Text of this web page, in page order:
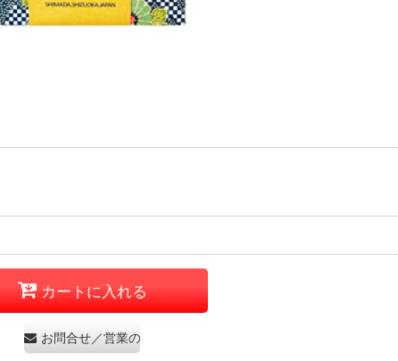
カートに入れる
お問合せ／営業のお問合せはご遠慮くださいませ